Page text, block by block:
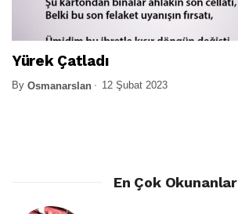
Yürek Çatladı
By Osmanarslan 12 Şubat 2023
En Çok Okunanlar